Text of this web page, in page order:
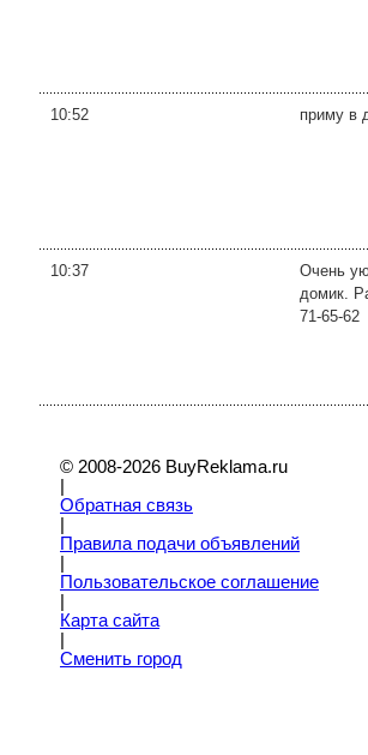
10:52 приму в
10:37
Очень
домик.
71-65-62
© 2008-2026 BuyReklama.ru
Обратная связь
Правила подачи объявлений
Пoльзовательское соглашение
Карта сайта
Сменить город